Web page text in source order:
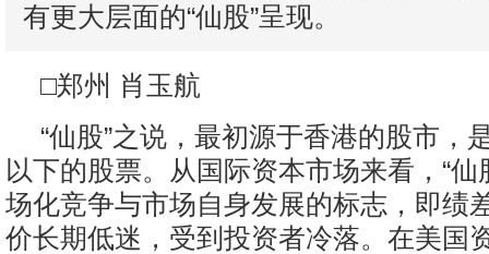
有更大层面的“仙股”呈现。
□郑州 肖玉航
“仙股”之说，最初源于香港的股市，
以下的股票。从国际资本市场来看，“仙
场化竞争与市场自身发展的标志，即绩
价长期低迷，受到投资者冷落。在美国